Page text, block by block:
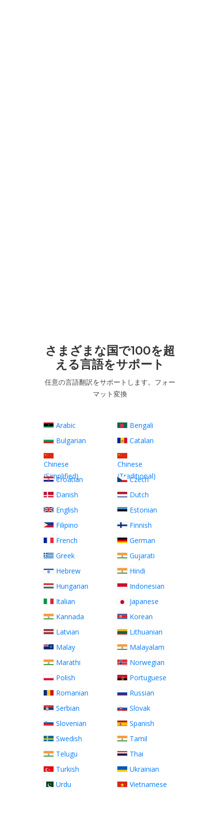
さまざまな国で100を超
える言語をサポート
任意の言語翻訳をサポートします。フォー
マット変換
Arabic
Bengali
Bulgarian
Catalan
Chinese
(Simplified)
Chinese
(Traditional)
Croatian
Czech
Danish
Dutch
English
Estonian
Filipino
Finnish
French
German
Greek
Gujarati
Hebrew
Hindi
Hungarian
Indonesian
Italian
Japanese
Kannada
Korean
Latvian
Lithuanian
Malay
Malayalam
Marathi
Norwegian
Polish
Portuguese
Romanian
Russian
Serbian
Slovak
Slovenian
Spanish
Swedish
Tamil
Telugu
Thai
Turkish
Ukrainian
Urdu
Vietnamese